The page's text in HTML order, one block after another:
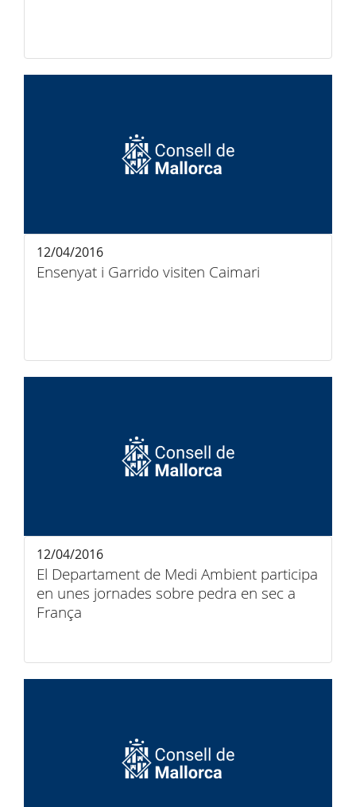
Ensenyat i Garrido visiten Caimari
12/04/2016
El Departament de Medi Ambient participa
en unes jornades sobre pedra en sec a
França
12/04/2016